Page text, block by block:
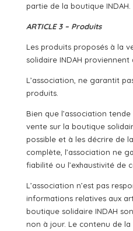
partie de la boutique INDAH.
ARTICLE 3 – Produits
Les produits proposés à la
solidaire INDAH
L’association, ne garantit
produits.
Bien que l’association
vente sur la boutique
possible et à les décrire de
complète, l’association ne
fiabilité ou l’exhaustivité de
L’association n’est pas
informations relatives aux
boutique solidaire INDAH
non à jour. Le contenu de la